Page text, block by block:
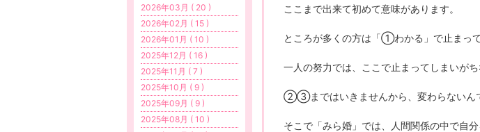
ここまで出来て初めて意味があります。
ところが多くの方は「①わかる」で止まって
一人の努力では、ここで止まってしまいがち
②③まではいきませんから、変わらないん
そこで「みら婚」では、人間関係の中で自
2026年03月 ( 20 )
2026年02月 ( 15 )
2026年01月 ( 10 )
2025年12月 ( 16 )
2025年11月 ( 7 )
2025年10月 ( 9 )
2025年09月 ( 9 )
2025年08月 ( 10 )